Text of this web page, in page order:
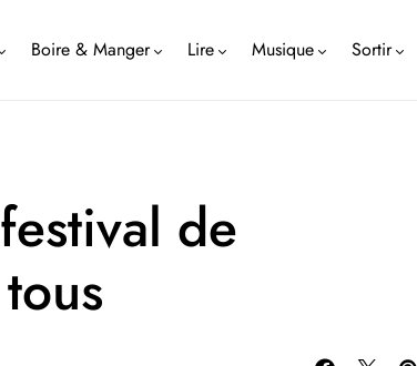
Boire & Manger Lire Musique Sortir
de